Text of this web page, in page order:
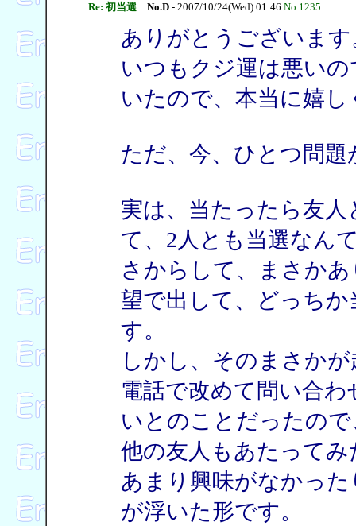
Re: 初当選 No.D- 2007/10/24(Wed) 01:46 No.1235
ありがとうございます
いつもクジ運は悪い
いたので、本当に嬉
ただ、今、ひとつ問
実は、当たったら友
て、2人とも当選なん
さからして、まさか
望で出して、どっち
す。
しかし、そのまさか
電話で改めて問い合
いとのことだったの
他の友人もあたって
あまり興味がなかっ
が浮いた形です。